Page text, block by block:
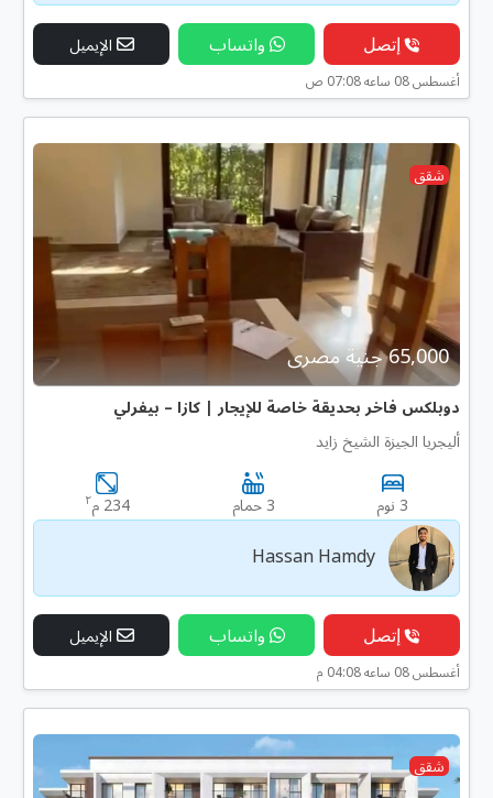
إتصل واتساب الإيميل
أغسطس 08 ساعه 07:08 ص
شقق
65,000 جنية مصرى
دوبلكس فاخر بحديقة خاصة للإيجار | كازا – بيفرلي
أليجريا الجيزة الشيخ زايد
3 نوم 3 حمام 234 م ٢
Hassan Hamdy
إتصل واتساب الإيميل
أغسطس 08 ساعه 04:08 م
شقق